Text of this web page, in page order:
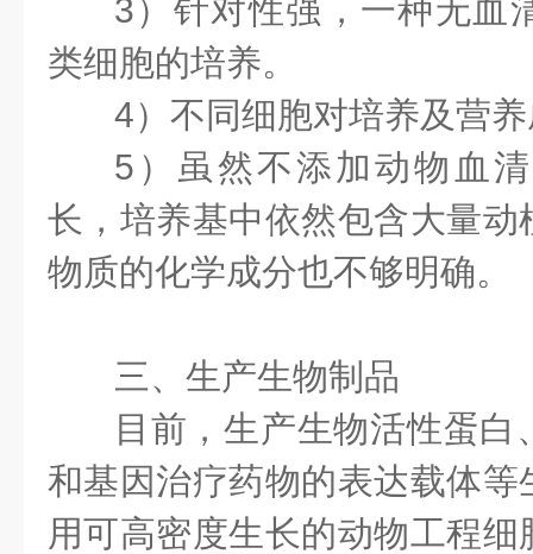
3）针对性强，一种无血
类细胞的培养。
4）不同细胞对培养及营
5）虽然不添加动物血
长，培养基中依然包含大量
物质的化学成分也不够明确。
三、生产生物制品
目前，生产生物活性蛋白
和基因治疗药物的表达载体
用可高密度生长的动物工程